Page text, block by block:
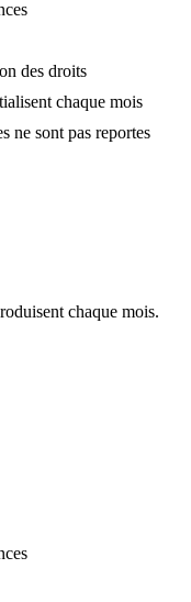
des droits
chaque mois
ne sont pas reportes
chaque mois.